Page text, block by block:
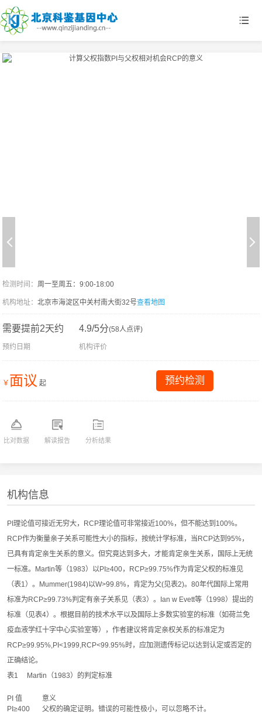
检测时间： 周一至周五：9:00-18:00
机构地址：北京市海淀区中关村南大街32号查看地图
需要提前2天约
预约日期
4.9/5分(58人点评)
机构评价
￥ 面议 起 预约检测
比对数据 解读报告 分析结果
机构信息
PI理论值可接近无穷大，RCP理论值可非常接近100%，但不能达到100%。
RCP作为衡量亲子关系可能性大小的指标，按统计学标准，当RCP达到95%，
已具有肯定亲生关系的意义。但究竟达到多大，才能肯定亲生关系，国际上无统
一标准。Martin等（1983）以PI≥400，RCP≥99.75%作为肯定父权的标准见
（表1）。Mummer(1984)以W>99.8%，肯定为父(见表2)。80年代国际上常用
标准为RCP≥99.73%判定有亲子关系见（表3）。Ian w Evett等（1998）提出的
标准（见表4）。根据目前的技术水平以及国际上多数实验室的标准（如荷兰免
疫血液学红十字中心实验室等），作者建议将肯定亲权关系的标准定为
RCP≥99.95%,PI<1999,RCP<99.95%时，应加测遗传标记以达到认定或否定的
正确结论。
表1 Martin（1983）的判定标准
PI 值
意义
PI≥400
父权的确定证明。错误的可能性极小，可以忽略不计。